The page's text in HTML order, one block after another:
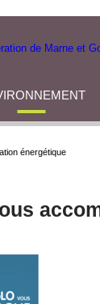
énergétique